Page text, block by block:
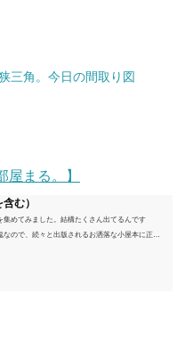
三角。今日の間取り図
まる。】
む）
集めてみました。結構たくさん出てるんです
ので、続々と出版されるお洒落な小屋本に正直